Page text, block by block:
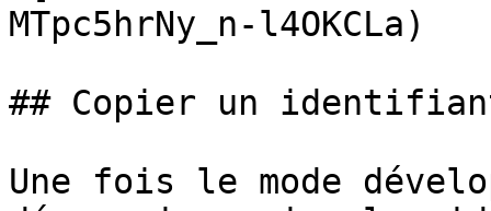
MTpc5hrNy_n-l4OKCLa)
## Copier un
Une fois le mode